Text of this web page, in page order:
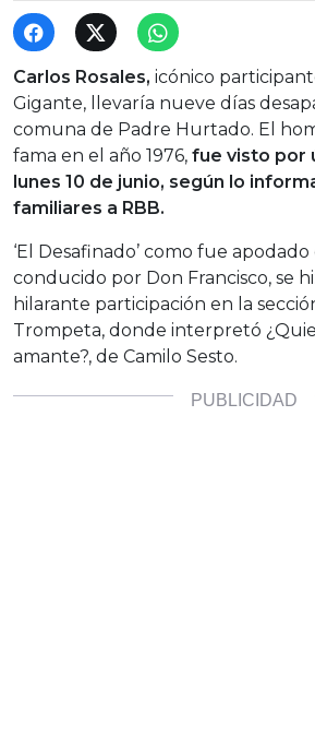
Carlos Rosales, icónico
Gigante, llevaría nueve días
comuna de Padre Hurtado. El
fama en el año 1976, fue visto por
lunes 10 de junio, según lo
familiares a RBB.
‘El Desafinado’ como fue
conducido por Don Francisco, se
hilarante participación en la
Trompeta, donde interpretó
amante?, de Camilo Sesto.